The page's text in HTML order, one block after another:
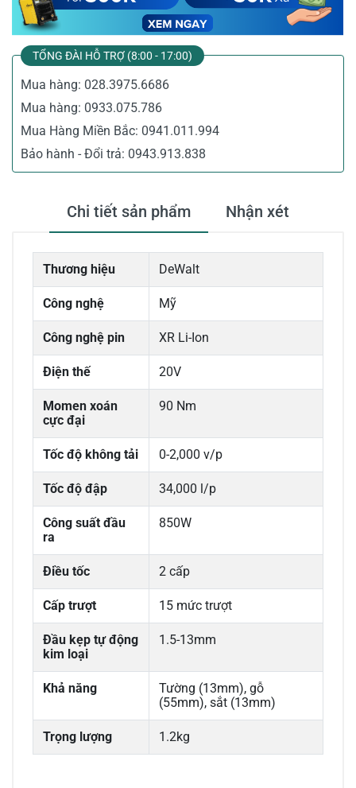
TỔNG ĐÀI HỖ TRỢ (8:00 - 17:00)
Mua hàng: 028.3975.6686
Mua hàng: 0933.075.786
Mua Hàng Miền Bắc: 0941.011.994
Bảo hành - Đổi trả: 0943.913.838
Chi tiết sản phẩm Nhận xét
Thương hiệu DeWalt
Công nghệ Mỹ
Công nghệ pin XR Li-Ion
Điện thế 20V
Momen xoán
cực đại
90 Nm
Tốc độ không tải 0-2,000 v/p
Tốc độ đập 34,000 l/p
Công suất đầu
ra
850W
Điều tốc 2 cấp
Cấp trượt 15 mức trượt
Đầu kẹp tự động
kim loại
1.5-13mm
Khả năng
Tường (13mm), gỗ
(55mm), sắt (13mm)
Trọng lượng 1.2kg